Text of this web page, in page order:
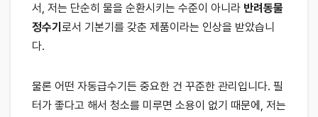
서, 저는 단순히 물을 순환시키는 수준이 아니라 반려동물
정수기 로서 기본기를 갖춘 제품이라는 인상을 받았습니
다.
물론 어떤 자동급수기든 중요한 건 꾸준한 관리입니다. 필
터가 좋다고 해서 청소를 미루면 소용이 없기 때문에, 저는